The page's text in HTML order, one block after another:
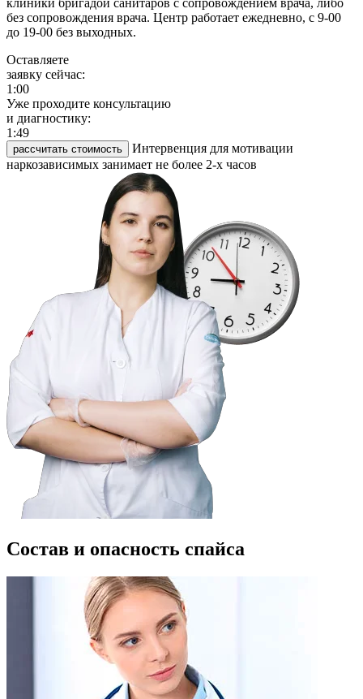
клиники бригадой санитаров с сопровождением врача, либо
без сопровождения врача. Центр работает ежедневно, с 9-00
до 19-00 без выходных.
Оставляете
заявку сейчас:
1:00
Уже проходите консультацию
и диагностику:
1:49
рассчитать стоимость
Интервенция для мотивации
наркозависимых занимает не более 2-х часов
Состав и опасность спайса